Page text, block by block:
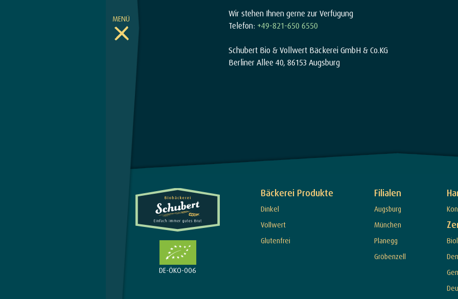
MENÜ
Wir stehen Ihnen gerne zur Verfügung
Telefon: +49-821-650 6550
Schubert Bio & Vollwert Bäckerei GmbH & Co.KG
Berliner Allee 40, 86153 Augsburg
DE-ÖKO-006
Bäckerei Produkte
Dinkel
Vollwert
Glutenfrei
Filialen
Augsburg
München
Planegg
Gröbenzell